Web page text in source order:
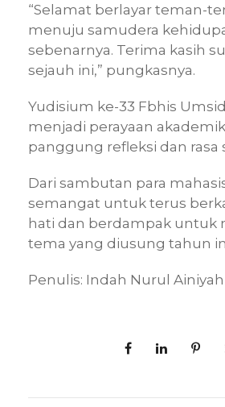
“Selamat berlayar teman-
menuju samudera
sebenarnya. Terima kasih
sejauh ini,” pungkasnya.
Yudisium ke-33 Fbhis
menjadi perayaan
panggung refleksi dan rasa
Dari sambutan para
semangat untuk terus
hati dan berdampak untuk
tema yang diusung tahun
Penulis: Indah Nurul Ainiyah